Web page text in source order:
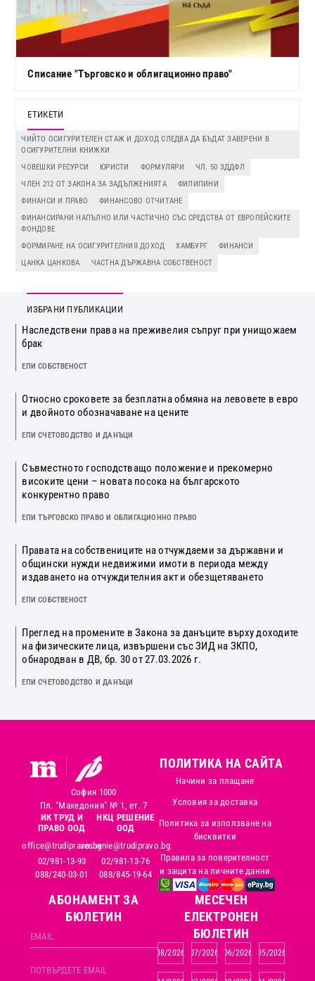
Списание "Търговско и облигационно право"
ЕТИКЕТИ
ЧИЙТО ОСИГУРИТЕЛЕН СТАЖ И ДОХОД СЛЕДВА ДА БЪДАТ ЗАВЕРЕНИ В
ОСИГУРИТЕЛНИ КНИЖКИ
ЧОВЕШКИ РЕСУРСИ
ЮРИСТИ ФОРМУЛЯРИ
ЧЛ. 50 ЗДДФЛ
ЧЛЕН 212 ОТ ЗАКОНА ЗА ЗАДЪЛЖЕНИЯТА
ФИЛИПИНИ
ФИНАНСИ И ПРАВО
ФИНАНСОВО ОТЧИТАНЕ
ФИНАНСИРАНИ НАПЪЛНО ИЛИ ЧАСТИЧНО СЪС СРЕДСТВА ОТ ЕВРОПЕЙСКИТЕ
ФОНДОВЕ
ФОРМИРАНЕ НА ОСИГУРИТЕЛНИЯ ДОХОД
ХАМБУРГ
ФИНАНСИ
ЦАНКА ЦАНКОВА
ЧАСТНА ДЪРЖАВНА СОБСТВЕНОСТ
ИЗБРАНИ ПУБЛИКАЦИИ
Наследствени права на преживелия съпруг при унищожаем
брак
ЕПИ СОБСТВЕНОСТ
Относно сроковете за безплатна обмяна на левовете в евро
и двойното обозначаване на цените
ЕПИ СЧЕТОВОДСТВО И ДАНЪЦИ
Съвместното господстващо положение и прекомерно
високите цени – новата посока на българското
конкурентно право
ЕПИ ТЪРГОВСКО ПРАВО И ОБЛИГАЦИОННО ПРАВО
Правата на собствениците на отчуждаеми за държавни и
общински нужди недвижими имоти в периода между
издаването на отчуждителния акт и обезщетяването
ЕПИ СОБСТВЕНОСТ
Преглед на промените в Закона за данъците върху доходите
на физическите лица, извършени със ЗИД на ЗКПО,
обнародван в ДВ, бр. 30 от 27.03.2026 г.
ЕПИ СЧЕТОВОДСТВО И ДАНЪЦИ
София 1000
Пл. "Македония" № 1, ет. 7
ИК ТРУД И
ПРАВО ООД
office@trudipravo.bg
02/981-13-93
088/240-03-01
НКЦ РЕШЕНИЕ
ООД
reshenie@trudipravo.bg
02/981-13-76
088/845-19-64
ПОЛИТИКА НА САЙТА
Начини за плащане
Условия за доставка
Политика за използване на
бисквитки
Правила за поверителност
и защита на личните данни
АБОНАМЕНТ ЗА
БЮЛЕТИН
MЕСЕЧЕН
ЕЛЕКТРОНЕН
БЮЛЕТИН
08/2026 07/2026 06/2026 05/2026